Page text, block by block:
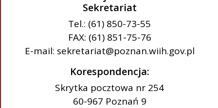
Sekretariat
Tel.: (61) 850-73-55
FAX: (61) 851-75-76
E-mail: sekretariat@poznan.wiih.gov.pl
Korespondencja:
Skrytka pocztowa nr 254
60-967 Poznań 9